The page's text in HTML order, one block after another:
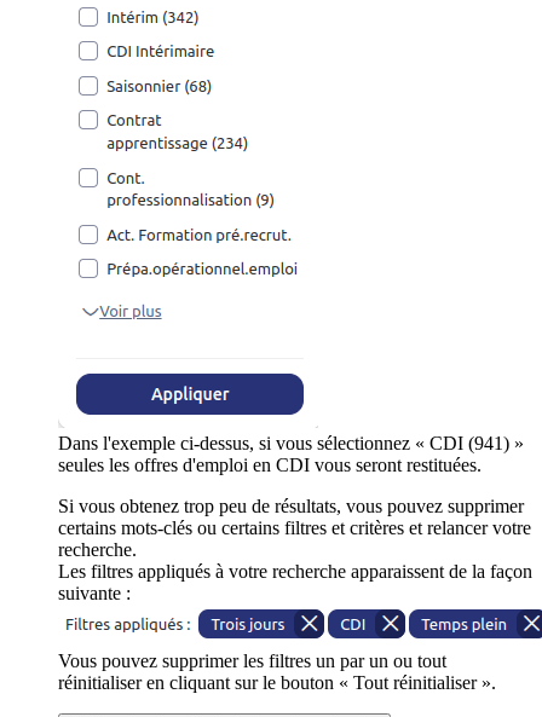
Dans l'exemple ci-dessus, si vous sélectionnez « CDI (941) »
seules les offres d'emploi en CDI vous seront restituées.
Si vous obtenez trop peu de résultats, vous pouvez supprimer
certains mots-clés ou certains filtres et critères et relancer votre
recherche.
Les filtres appliqués à votre recherche apparaissent de la façon
suivante :
Vous pouvez supprimer les filtres un par un ou tout
réinitialiser en cliquant sur le bouton « Tout réinitialiser ».